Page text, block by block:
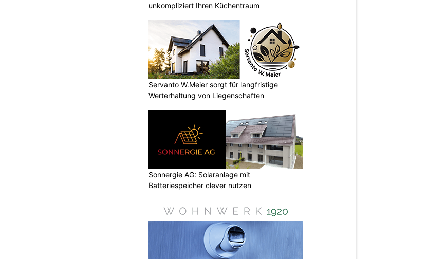
unkompliziert Ihren Küchentraum
Servanto W.Meier sorgt für langfristige
Werterhaltung von Liegenschaften
Sonnergie AG: Solaranlage mit
Batteriespeicher clever nutzen